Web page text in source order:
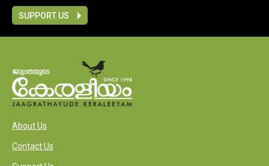
SUPPORT US
About Us
Contact Us